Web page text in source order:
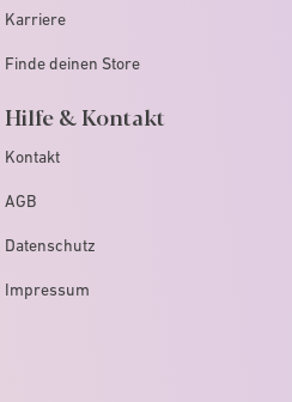
Karriere
Finde deinen Store
Hilfe & Kontakt
Kontakt
AGB
Datenschutz
Impressum